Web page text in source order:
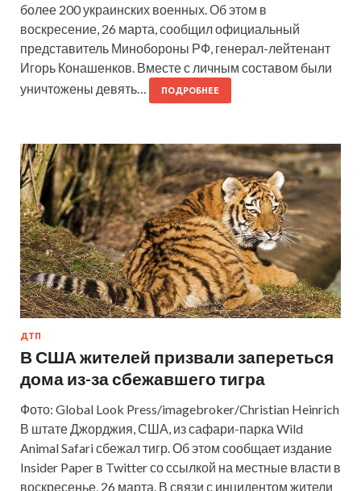
более 200 украинских военных. Об этом в
воскресение, 26 марта, сообщил официальный
представитель Минобороны РФ, генерал-лейтенант
Игорь Конашенков. Вместе с личным составом были
уничтожены девять…
ПОДРОБНЕЕ
ДТП
В США жителей призвали запереться
дома из-за сбежавшего тигра
Фото: Global Look Press/imagebroker/Christian Heinrich
В штате Джорджия, США, из сафари-парка Wild
Animal Safari сбежал тигр. Об этом сообщает издание
Insider Paper в Twitter со ссылкой на местные власти в
воскресенье, 26 марта. В связи с инцидентом жители